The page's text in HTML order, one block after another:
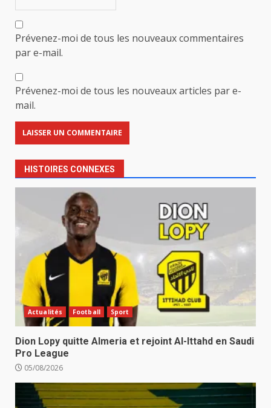
Prévenez-moi de tous les nouveaux commentaires
par e-mail.
Prévenez-moi de tous les nouveaux articles par e-
mail.
HISTOIRES CONNEXES
Actualités Football Sport
Dion Lopy quitte Almeria et rejoint Al-Ittahd en Saudi
Pro League
05/08/2026